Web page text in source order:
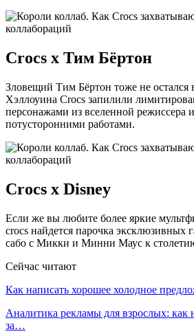
Crocs х Тим Бёртон
Зловещий Тим Бёртон тоже не остался
Хэллоуина Crocs запилили
персонажами из вселенной режиссера
потусторонними работами.
Crocs х Disney
Если же вы любите более яркие
crocs найдется парочка эксклюзивных
сабо с Микки и Минни Маус к
Сейчас читают
Как написать хорошее холодное
Аналитика рекламы для взрослых: как
за…